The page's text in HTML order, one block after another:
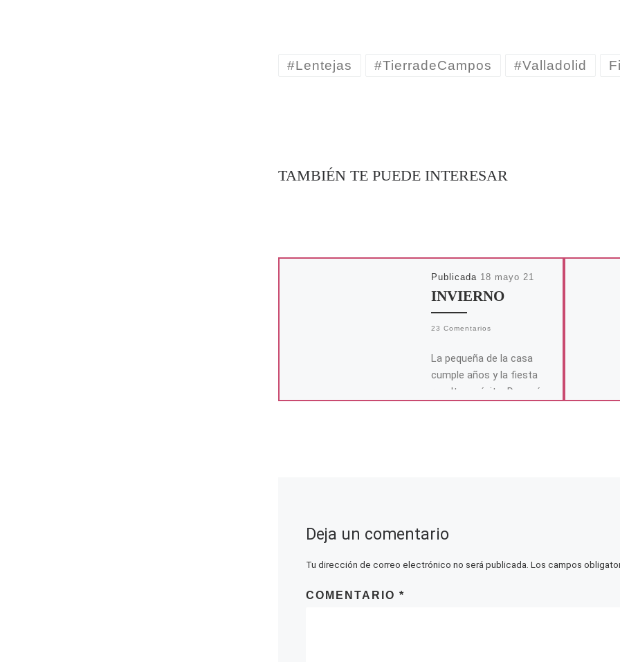
#Lentejas #TierradeCampos #Valladolid
TAMBIÉN TE PUEDE INTERESAR
Publicada 18 mayo 21
INVIERNO
23 Comentarios
La pequeña de la casa
cumple años y la fiesta
resulta un éxito. Después
Deja un comentario
Tu dirección de correo electrónico no será publicada. Los campos
COMENTARIO *